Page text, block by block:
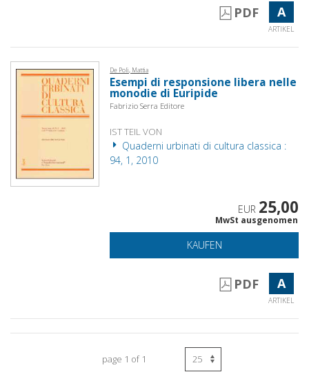
PDF A
ARTIKEL
De Poli, Mattia
Esempi di responsione libera nelle
monodie di Euripide
Fabrizio Serra Editore
IST TEIL VON
Quaderni urbinati di cultura classica :
94, 1, 2010
EUR 25,00
MwSt ausgenomen
KAUFEN
PDF A
ARTIKEL
page 1 of 1